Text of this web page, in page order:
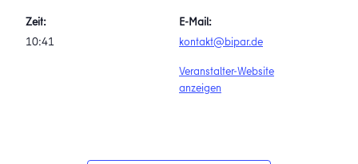
Zeit:
10:41
E-Mail:
kontakt@bipar.de
Veranstalter-Website
anzeigen